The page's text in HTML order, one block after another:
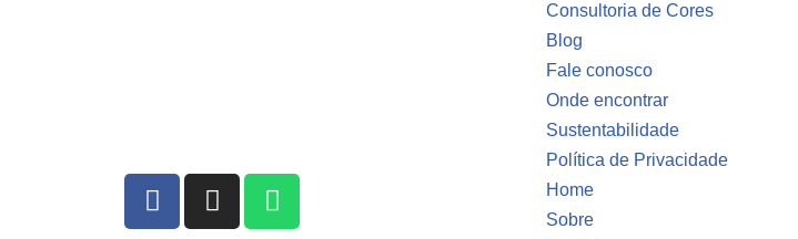
Consultoria de Cores
Blog
Fale conosco
Onde encontrar
Sustentabilidade
Política de Privacidade
Home
Sobre